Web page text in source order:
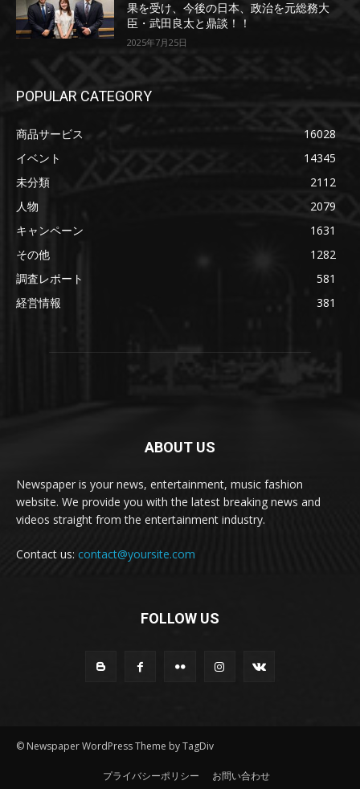
果を受け、今後の日本、政治を元総務大
臣・武田良太と鼎談！！
2025年7月25日
POPULAR CATEGORY
商品サービス
16028
イベント
14345
未分類
2112
人物
2079
キャンペーン
1631
その他
1282
調査レポート
581
経営情報
381
ABOUT US
Newspaper is your news, entertainment, music fashion
website. We provide you with the latest breaking news and
videos straight from the entertainment industry.
Contact us: contact@yoursite.com
FOLLOW US
© Newspaper WordPress Theme by TagDiv
プライバシーポリシー お問い合わせ